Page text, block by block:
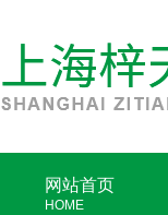
网站首页
HOME